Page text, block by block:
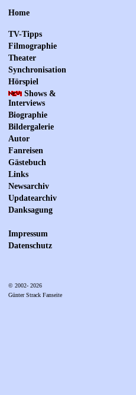
Home
TV-Tipps
Filmographie
Theater
Synchronisation
Hörspiel
Shows &
Interviews
Biographie
Bildergalerie
Autor
Fanreisen
Gästebuch
Links
Newsarchiv
Updatearchiv
Danksagung
Impressum
Datenschutz
© 2002- 2026
Günter Strack Fanseite